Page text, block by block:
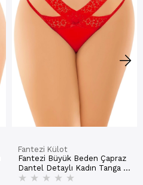
Fantezi Külot
Fantezi Büyük Beden Çapraz
Dantel Detaylı Kadın Tanga -
Şık ve Rahat Tasarım | 9154-1
★ ★ ★ ★ ★